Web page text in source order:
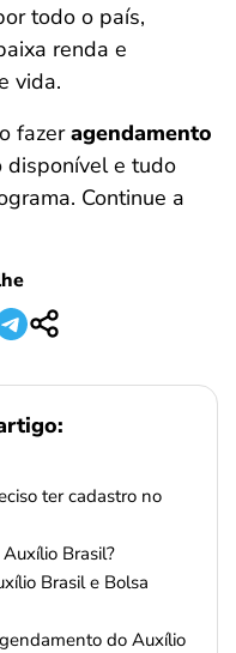
todo o país,
renda e
vida.
fazeragendamento
disponível e tudo
Continue a
ter cadastro no
Brasil?
Brasil e Bolsa
do Auxílio